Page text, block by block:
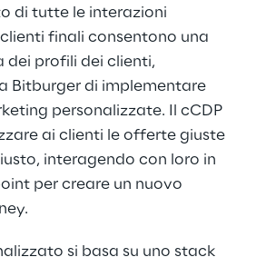
di tutte le interazioni
finali consentono una
dei profili dei clienti,
Bitburger di implementare
personalizzate. Il cCDP
ai clienti le offerte giuste
interagendo con loro in
per creare un nuovo
si basa su uno stack